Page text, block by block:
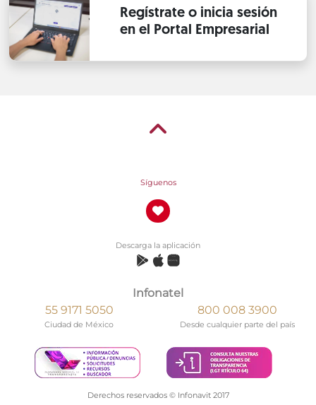
Regístrate o inicia sesión
en el Portal Empresarial
Síguenos
Descarga la aplicación
Infonatel
55 9171 5050
Ciudad de México
800 008 3900
Desde cualquier parte del país
Derechos reservados © Infonavit 2017